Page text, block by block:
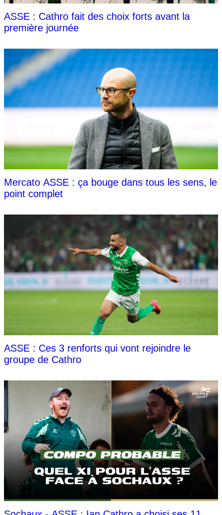
ASSE : Cathro fait des choix forts avant la
première journée
Mercato ASSE : ça bouge dans tous les sens, le
point complet
ASSE : Ces 3 renforts qui vont rejoindre le
groupe de Cathro